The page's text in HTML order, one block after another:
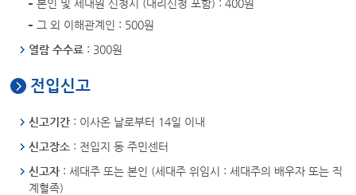
본인 및 세대원 신청시 (대리신청 포함) : 400원
그 외 이해관계인 : 500원
열람 수수료 : 300원
전입신고
신고기간 : 이사온 날로부터 14일 이내
신고장소 : 전입지 동 주민센터
신고자 : 세대주 또는 본인 (세대주 위임시 : 세대주의 배우자 또는 직
계혈족)